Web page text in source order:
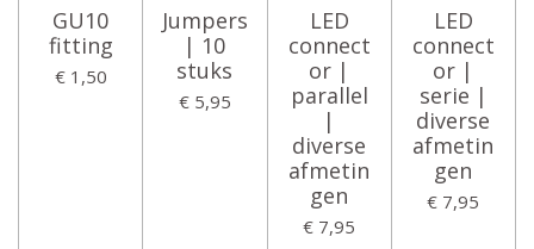
GU10
fitting
€ 1,50
Jumpers
| 10
stuks
€ 5,95
LED
connect
or |
parallel
|
diverse
afmetin
gen
€ 7,95
LED
connect
or |
serie |
diverse
afmetin
gen
€ 7,95